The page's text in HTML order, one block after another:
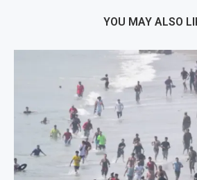
YOU MAY ALSO